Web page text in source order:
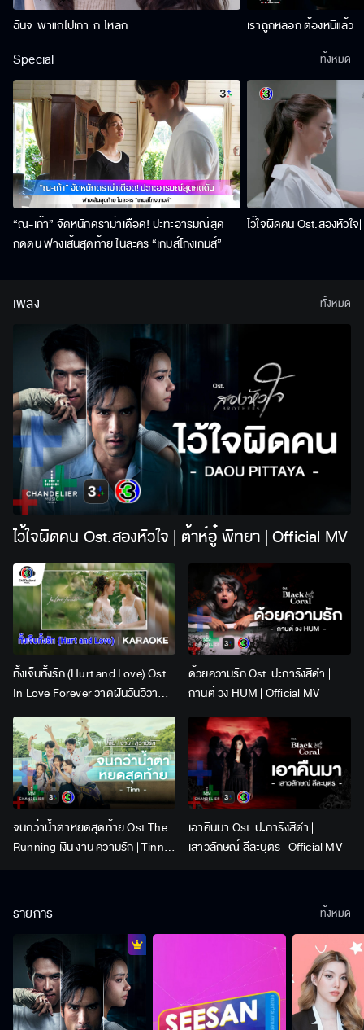
ฉันจะพาแกไปเกาะกะโหลก เราถูกหลอก ต้องหนีแล้ว
Special
“ณ-เก้า” จัดหนักดราม่าเดือด! ปะทะอารมณ์สุด
กดดัน ฟางเส้นสุดท้าย ในละคร “เกมส์โกงเกมส์”
ไว้ใจผิดคน Ost.สองหัวใ
ทั้งหมด
เพลง
ไว้ใจผิดคน Ost.สองหัวใจ | ต้าห์อู๋ พิทยา | Official MV
ทั้งเจ็บทั้งรัก (Hurt and Love) Ost.
In Love Forever วาดฝันวันวิวาห์ |
Lingling Kwong x Orm
Kornnaphat | Official Karaoke
ด้วยความรัก Ost. ปะการังสีดำ |
กานต์ วง HUM | Official MV
จนกว่าน้ำตาหยดสุดท้าย Ost.The
Running เงิน งาน ความรัก | Tinn |
เอาคืนมา Ost. ปะการังสีดำ |
เสาวลักษณ์ ลีละบุตร | Official MV
ทั้งหมด
รายการ ทั้งหมด